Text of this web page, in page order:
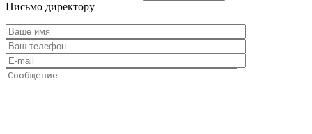
Письмо директору